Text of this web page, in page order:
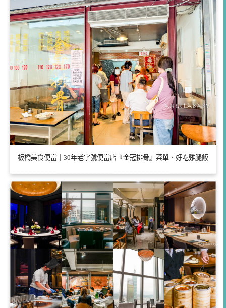
板橋美食便當｜30年老字號便當店『金冠排骨』菜單、好吃雞腿飯